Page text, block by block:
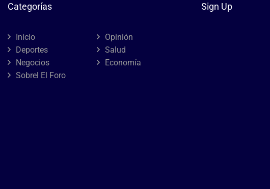
Categorías
Inicio
Opinión
Deportes
Salud
Negocios
Economía
Sobrel El Foro
Sign Up